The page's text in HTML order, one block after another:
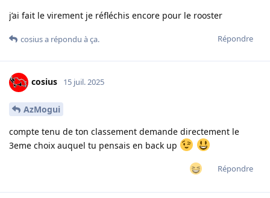
j’ai fait le virement je réfléchis encore pour le rooster
Répondre
cosiusa répondu à ça.
cosius 15 juil. 2025
AzMogui
compte tenu de ton classement demande directement le
3eme choix auquel tu pensais en back up
Répondre